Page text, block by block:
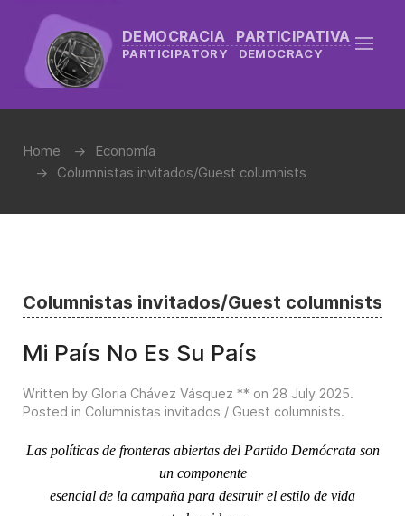
DEMOCRACIA PARTICIPATIVA
PARTICIPATORY DEMOCRACY
Home
Economía
Columnistas invitados/Guest columnists
Columnistas invitados/Guest columnists
Mi País No Es Su País
Written by Gloria Chávez Vásquez ** on 28 July 2025.
Posted in Columnistas invitados / Guest columnists.
Las políticas de fronteras abiertas del Partido Demócrata son
un componente
esencial de la campaña para destruir el estilo de vida